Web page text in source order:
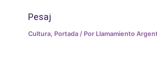
Pesaj
Cultura, Portada / Por Llamamiento